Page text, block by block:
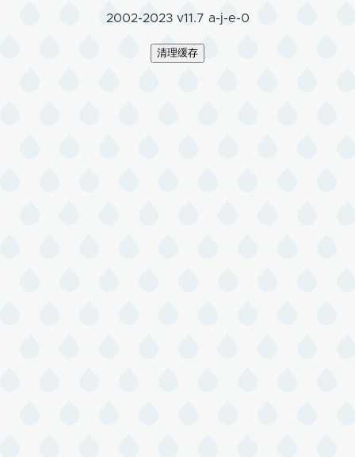
2002-2023 v11.7 a-j-e-0